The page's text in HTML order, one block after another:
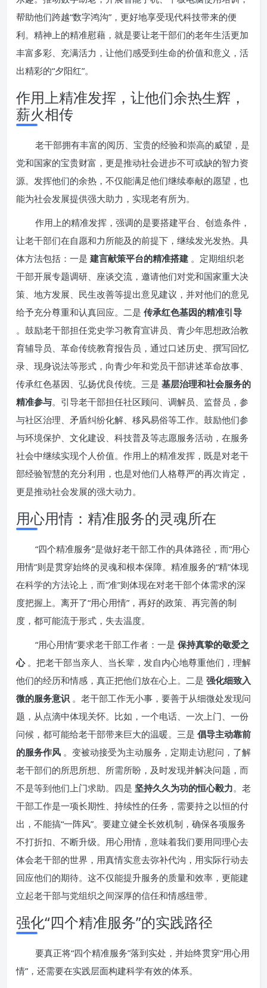
帮助他们跨越“数字鸿沟”，更好地享受现代科技带来的便
利。精神上的精准慰藉，就是要让老干部们的老年生活更加
丰富多彩、充满活力，让他们感受到生命的价值和意义，活
出精彩的“夕阳红”。
作用上精准发挥，让他们余热生辉，
薪火相传
老干部拥有丰富的阅历、宝贵的经验和崇高的威望，是
党和国家的宝贵财富，更是推动社会进步不可或缺的智力资
源。发挥他们的余热，不仅能满足他们继续奉献的愿望，也
能为社会发展提供强大助力，实现老有所为。
作用上的精准发挥，强调的是要搭建平台、创造条件，
让老干部们在自愿和力所能及的前提下，继续发光发热。具
体方法包括：一是 建言献策平台的精准搭建 。定期组织老
干部开展专题调研、座谈交流，邀请他们对党和国家重大决
策、地方发展、民生改善等提出意见建议，并对他们的意见
给予充分尊重和认真回应。二是 传承红色基因的精准引导
。鼓励老干部担任党史学习教育宣讲员、青少年思想政治教
育辅导员、革命传统教育报告员，通过口述历史、撰写回忆
录、现身说法等形式，向青少年和党员干部讲述革命故事、
传承红色基因、弘扬优良传统。三是 基层治理和社会服务的
精准参与。引导老干部担任社区顾问、调解员、监督员，参
与社区治理、矛盾纠纷化解、移风易俗等工作。鼓励他们参
与环境保护、文化建设、科技普及等志愿服务活动，在服务
社会中继续实现个人价值。作用上的精准发挥，既是对老干
部经验智慧的充分利用，也是对他们人格尊严的再次肯定，
更是推动社会发展的强大动力。
用心用情：精准服务的灵魂所在
“四个精准服务”是做好老干部工作的具体路径，而“用心
用情”则是贯穿始终的灵魂和根本保障。精准服务的“精”体现
在科学的方法论上，而“准”则体现在对老干部个体需求的深
度把握上。离开了“用心用情”，再好的政策、再完善的制
度，都可能流于形式，失去温度。
“用心用情”要求老干部工作者：一是 保持真挚的敬爱之
心 。把老干部当亲人、当长辈，发自内心地尊重他们，理解
他们的经历和情感，真正把他们放在心上。二是 强化细致入
微的服务意识 。老干部工作无小事，要善于从细微处发现问
题，从点滴中体现关怀。比如，一个电话、一次上门、一份
问候，都可能给老干部带来巨大的温暖。三是 倡导主动靠前
的服务作风 。变被动接受为主动服务，定期走访慰问，了解
老干部们的所思所想、所需所盼，及时发现并解决问题，而
不是等到他们上门求助。四是 坚持久久为功的恒心毅力。老
干部工作是一项长期性、持续性的任务，需要持之以恒的付
出，不能搞“一阵风”。要建立健全长效机制，确保各项服务
不打折扣、不断升级。用心用情，意味着我们要用同理心去
体会老干部的世界，用真情实意去弥补代沟，用实际行动去
回应他们的期待。这不仅能提升服务的质量和效率，更能建
立起老干部与党组织之间深厚的信任和情感纽带。
强化“四个精准服务”的实践路径
要真正将“四个精准服务”落到实处，并始终贯穿“用心用
情”，还需要在实践层面构建科学有效的体系。